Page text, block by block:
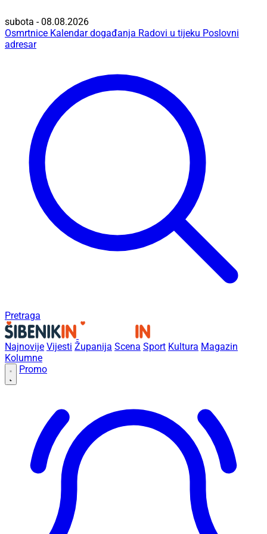
subota - 08.08.2026
Osmrtnice Kalendar događanja Radovi u tijeku Poslovni
adresar
Pretraga
Najnovije Vijesti Županija Scena Sport Kultura Magazin
Kolumne
Promo